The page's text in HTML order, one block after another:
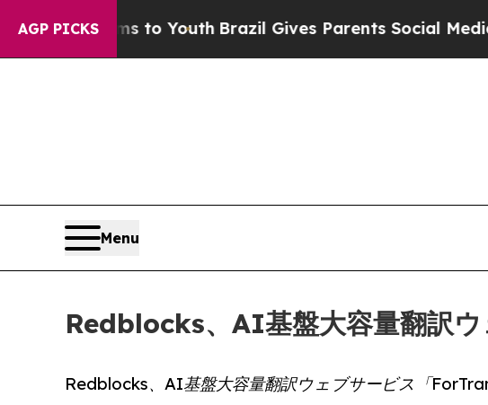
AGP PICKS
Harms to YouthBrazil Gives Parents Social Media
Menu
Redblocks、AI基盤大容量翻訳
Redblocks、AI基盤大容量翻訳ウェブサービス「